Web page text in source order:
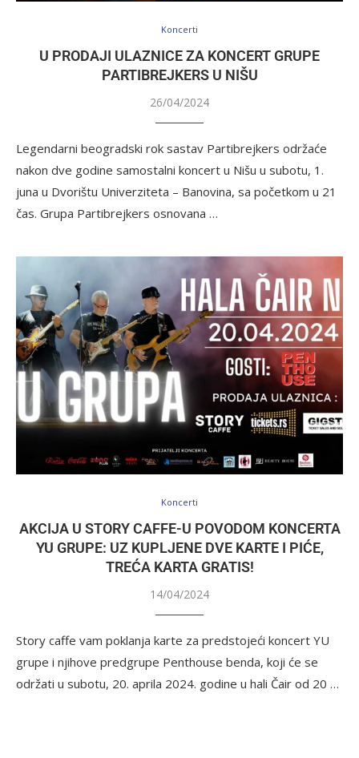
Koncerti
U PRODAJI ULAZNICE ZA KONCERT GRUPE
PARTIBREJKERS U NIŠU
26/04/2024
Legendarni beogradski rok sastav Partibrejkers održaće
nakon dve godine samostalni koncert u Nišu u subotu, 1.
juna u Dvorištu Univerziteta – Banovina, sa početkom u 21
čas. Grupa Partibrejkers osnovana …
Koncerti
AKCIJA U STORY CAFFE-U POVODOM KONCERTA
YU GRUPE: UZ KUPLJENE DVE KARTE I PIĆE,
TREĆA KARTA GRATIS!
14/04/2024
Story caffe vam poklanja karte za predstojeći koncert YU
grupe i njihove predgrupe Penthouse benda, koji će se
održati u subotu, 20. aprila 2024. godine u hali Čair od 20 …